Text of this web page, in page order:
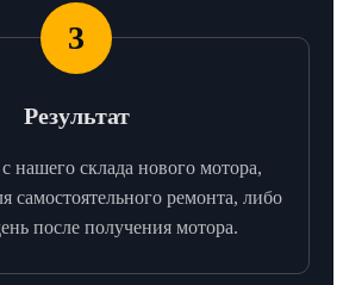
3
Результат
нашего склада нового мотора,
самостоятельного ремонта, либо
после получения мотора.